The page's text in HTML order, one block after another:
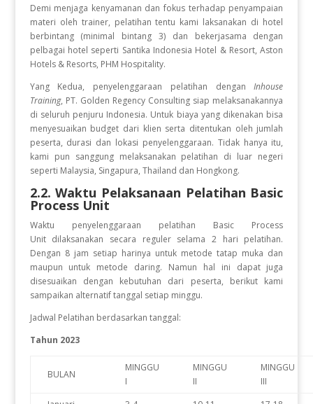
Demi menjaga kenyamanan dan fokus terhadap penyampaian
materi oleh trainer, pelatihan tentu kami laksanakan di hotel
berbintang (minimal bintang 3) dan bekerjasama dengan
pelbagai hotel seperti Santika Indonesia Hotel & Resort, Aston
Hotels & Resorts, PHM Hospitality.
Yang Kedua, penyelenggaraan pelatihan denganInhouse
Training, PT. Golden Regency Consulting siap melaksanakannya
di seluruh penjuru Indonesia. Untuk biaya yang dikenakan bisa
menyesuaikan budget dari klien serta ditentukan oleh jumlah
peserta, durasi dan lokasi penyelenggaraan. Tidak hanya itu,
kami pun sanggung melaksanakan pelatihan di luar negeri
seperti Malaysia, Singapura, Thailand dan Hongkong.
2.2. Waktu Pelaksanaan Pelatihan Basic
Process Unit
Waktu penyelenggaraan pelatihan Basic Process
Unitdilaksanakan secara reguler selama 2 hari pelatihan.
Dengan 8 jam setiap harinya untuk metode tatap muka dan
maupun untuk metode daring. Namun hal ini dapat juga
disesuaikan dengan kebutuhan dari peserta, berikut kami
sampaikan alternatif tanggal setiap minggu.
Jadwal Pelatihan berdasarkan tanggal:
Tahun 2023
BULAN
MINGGU
I
MINGGU
II
MINGGU
III